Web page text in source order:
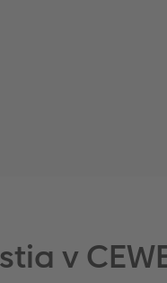
v